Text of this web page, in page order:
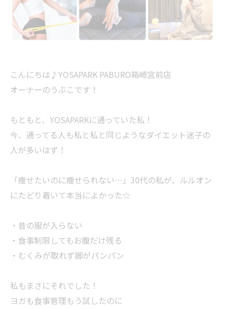
こんにちは♪YOSAPARK PABURO箱崎宮前店
オーナーのうぶこです！
もともと、YOSAPARKに通っていた私！
今、通ってる人も私と私と同じようなダイエット迷子の
人が多いはず！
「痩せたいのに痩せられない…」30代の私が、ルルオン
にたどり着いて本当によかった☆
・昔の服が入らない
・食事制限してもお腹だけ残る
・むくみが取れず脚がパンパン
私もまさにそれでした！
ヨガも食事管理もう試したのに